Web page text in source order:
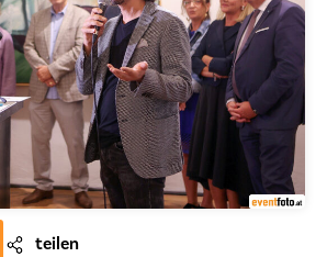
teilen